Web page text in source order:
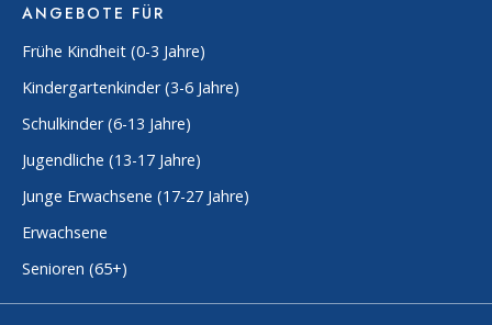
ANGEBOTE FÜR
Frühe Kindheit (0-3 Jahre)
Kindergartenkinder (3-6 Jahre)
Schulkinder (6-13 Jahre)
Jugendliche (13-17 Jahre)
Junge Erwachsene (17-27 Jahre)
Erwachsene
Senioren (65+)